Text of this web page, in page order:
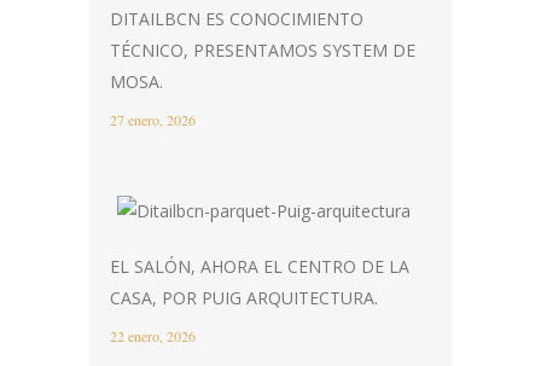
DITAILBCN ES CONOCIMIENTO
TÉCNICO, PRESENTAMOS SYSTEM DE
MOSA.
27 enero, 2026
EL SALÓN, AHORA EL CENTRO DE LA
CASA, POR PUIG ARQUITECTURA.
22 enero, 2026